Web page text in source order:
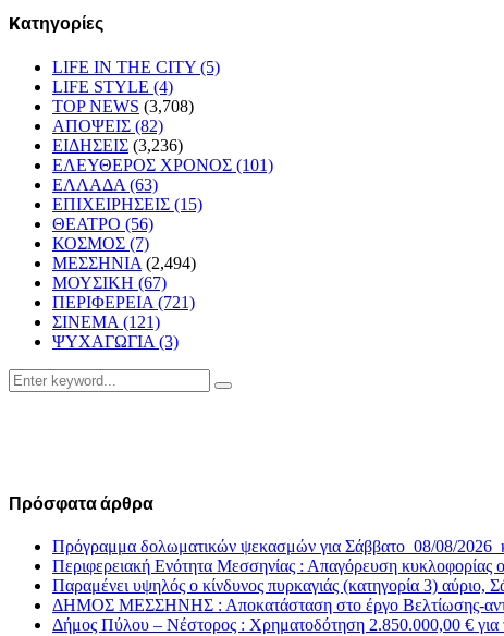
Kατηγορίες
LIFE IN THE CITY (5)
LIFE STYLE (4)
TOP NEWS (3,708)
ΑΠΟΨΕΙΣ (82)
ΕΙΔΗΣΕΙΣ (3,236)
ΕΛΕΥΘΕΡΟΣ ΧΡΟΝΟΣ (101)
ΕΛΛΑΔΑ (63)
ΕΠΙΧΕΙΡΗΣΕΙΣ (15)
ΘΕΑΤΡΟ (56)
ΚΟΣΜΟΣ (7)
ΜΕΣΣΗΝΙΑ (2,494)
ΜΟΥΣΙΚΗ (67)
ΠΕΡΙΦΕΡΕΙΑ (721)
ΣΙΝΕΜΑ (121)
ΨΥΧΑΓΩΓΙΑ (3)
Search
for:
Search
Πρόσφατα άρθρα
Πρόγραμμα δολωματικών ψεκασμών για Σάββατο 08/08/2026
Περιφερειακή Ενότητα Μεσσηνίας : Απαγόρευση κυκλοφορίας
Παραμένει υψηλός ο κίνδυνος πυρκαγιάς (κατηγορία 3) αύριο,
ΔΗΜΟΣ ΜΕΣΣΗΝΗΣ : Αποκατάσταση στο έργο Βελτίωσης-
Δήμος Πύλου – Νέστορος : Χρηματοδότηση 2.850.000,00 € για